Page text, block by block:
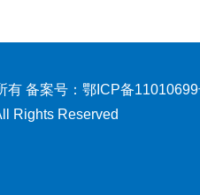
备案号： 鄂ICP备
Rights Reserved